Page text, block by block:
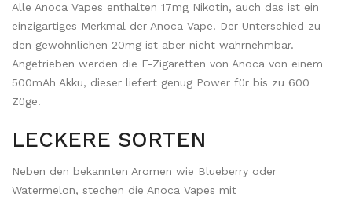
Alle Anoca Vapes enthalten 17mg Nikotin, auch das ist ein
einzigartiges Merkmal der Anoca Vape. Der Unterschied zu
den gewöhnlichen 20mg ist aber nicht wahrnehmbar.
Angetrieben werden die E-Zigaretten von Anoca von einem
500mAh Akku, dieser liefert genug Power für bis zu 600
Züge.
LECKERE SORTEN
Neben den bekannten Aromen wie Blueberry oder
Watermelon, stechen die Anoca Vapes mit